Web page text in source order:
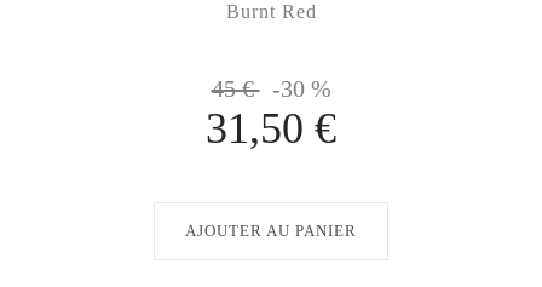
Burnt Red
45 € -30 %
31,50 €
AJOUTER AU PANIER